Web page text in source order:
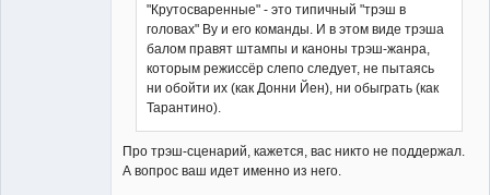
"Крутосваренные" - это типичный "трэш в
головах" Ву и его команды. И в этом виде трэша
балом правят штампы и каноны трэш-жанра,
которым режиссёр слепо следует, не пытаясь
ни обойти их (как Донни Йен), ни обыграть (как
Тарантино).
Про трэш-сценарий, кажется, вас никто не поддержал.
А вопрос ваш идет именно из него.